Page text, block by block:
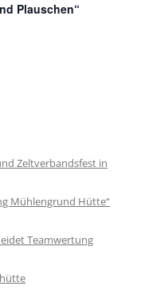
Plauschen“
Zeltverbandsfest in
Mühlengrund Hütte“
Teamwertung